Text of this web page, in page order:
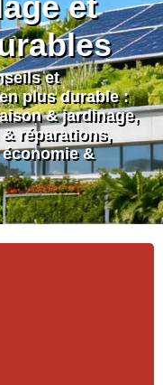
et
plus durable :
& jardinage,
réparations,
&